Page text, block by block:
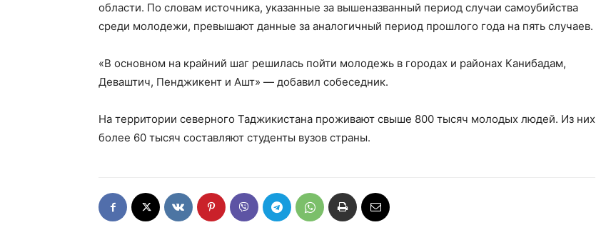
области. По словам источника, указанные за вышеназванный период случаи самоубийства
среди молодежи, превышают данные за аналогичный период прошлого года на пять случаев.
«В основном на крайний шаг решилась пойти молодежь в городах и районах Канибадам,
Деваштич, Пенджикент и Ашт» — добавил собеседник.
На территории северного Таджикистана проживают свыше 800 тысяч молодых людей. Из них
более 60 тысяч составляют студенты вузов страны.